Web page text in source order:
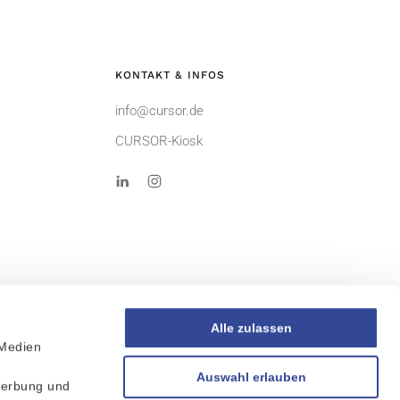
und
Alle zulassen
Auswahl erlauben
KONTAKT & INFOS
info@cursor.de
CURSOR-Kiosk
AGB
Sitemap